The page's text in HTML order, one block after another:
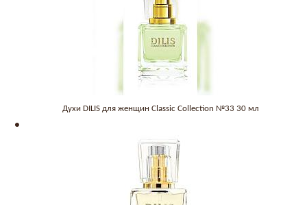
Духи DILIS для женщин Classic Collection №33 30 мл